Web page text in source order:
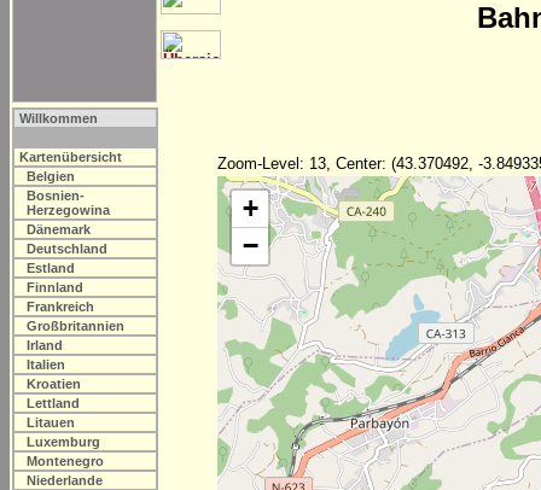
Willkommen
Kartenübersicht
Belgien
Bosnien-
Herzegowina
Dänemark
Deutschland
Estland
Finnland
Frankreich
Großbritannien
Irland
Italien
Kroatien
Lettland
Litauen
Luxemburg
Montenegro
Niederlande
Zoom-Level: 13, Center: (43.370492, -
+
−